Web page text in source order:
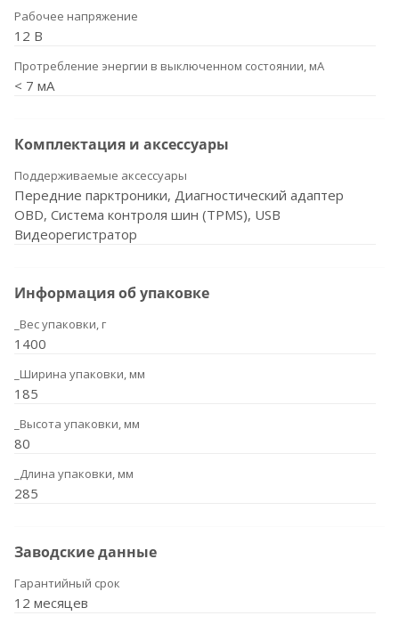
Рабочее напряжение
12 В
Протребление энергии в выключенном состоянии, мА
< 7 мА
Комплектация и аксессуары
Поддерживаемые аксессуары
Передние парктроники, Диагностический адаптер
OBD, Система контроля шин (TPMS), USB
Видеорегистратор
Информация об упаковке
_Вес упаковки, г
1400
_Ширина упаковки, мм
185
_Высота упаковки, мм
80
_Длина упаковки, мм
285
Заводские данные
Гарантийный срок
12 месяцев